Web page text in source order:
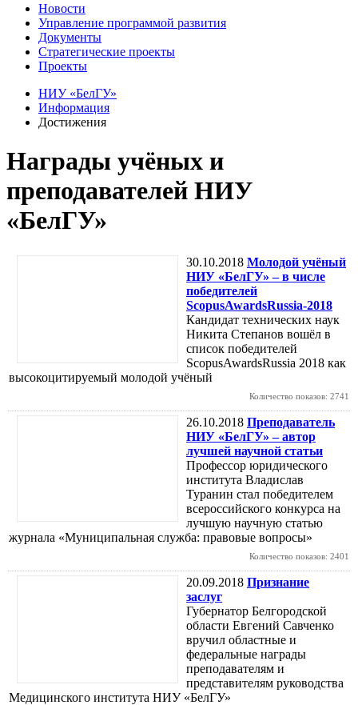
Новости
Управление программой развития
Документы
Стратегические проекты
Проекты
НИУ «БелГУ»
Информация
Достижения
Награды учёных и
преподавателей НИУ
«БелГУ»
30.10.2018 Молодой учёный
НИУ «БелГУ» – в числе
победителей
ScopusAwardsRussia-2018
Кандидат технических наук
Никита Степанов вошёл в
список победителей
ScopusAwardsRussia 2018 как
высокоцитируемый молодой учёный
Количество показов: 2741
26.10.2018 Преподаватель
НИУ «БелГУ» – автор
лучшей научной статьи
Профессор юридического
института Владислав
Туранин стал победителем
всероссийского конкурса на
лучшую научную статью
журнала «Муниципальная служба: правовые вопросы»
Количество показов: 2401
20.09.2018 Признание
заслуг
Губернатор Белгородской
области Евгений Савченко
вручил областные и
федеральные награды
преподавателям и
представителям руководства
Медицинского института НИУ «БелГУ»